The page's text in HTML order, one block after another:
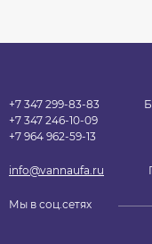
+7 347 299-83-83
+7 347 246-10-09
+7 964 962-59-13
info@vannaufa.ru
Мы в соц.сетях